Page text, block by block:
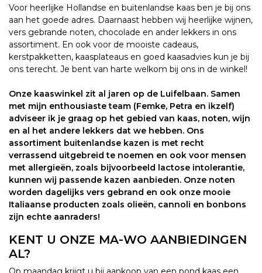
Voor heerlijke Hollandse en buitenlandse kaas ben je bij ons
aan het goede adres. Daarnaast hebben wij heerlijke wijnen,
vers gebrande noten, chocolade en ander lekkers in ons
assortiment. En ook voor de mooiste cadeaus,
kerstpakketten, kaasplateaus en goed kaasadvies kun je bij
ons terecht. Je bent van harte welkom bij ons in de winkel!
Onze kaaswinkel zit al jaren op de Luifelbaan. Samen
met mijn enthousiaste team (Femke, Petra en ikzelf)
adviseer ik je graag op het gebied van kaas, noten, wijn
en al het andere lekkers dat we hebben. Ons
assortiment buitenlandse kazen is met recht
verrassend uitgebreid te noemen en ook voor mensen
met allergieën, zoals bijvoorbeeld lactose intolerantie,
kunnen wij passende kazen aanbieden. Onze noten
worden dagelijks vers gebrand en ook onze mooie
Italiaanse producten zoals olieën, cannoli en bonbons
zijn echte aanraders!
KENT U ONZE MA-WO AANBIEDINGEN
AL?